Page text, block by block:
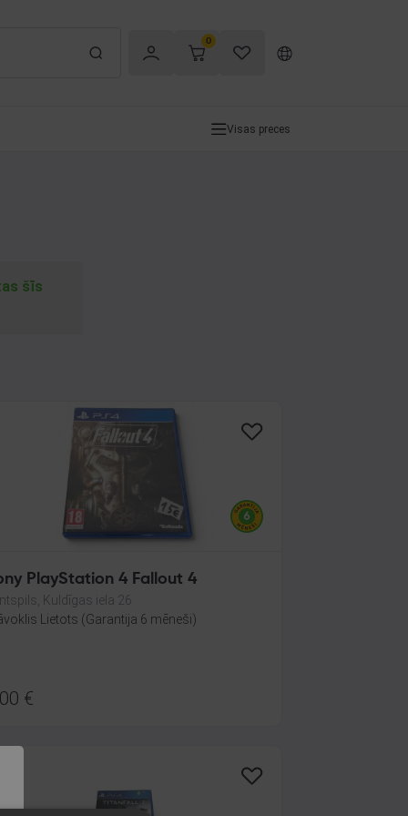
0
Visas preces
šīs
PlayStation 4 Fallout 4
Kuldīgas iela 26
Lietots (Garantija 6 mēneši)
€